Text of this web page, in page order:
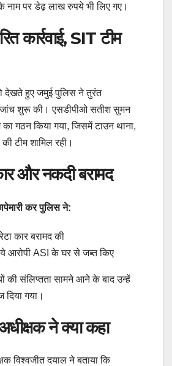
नाम पर डेढ़ लाख रुपये भी लिए गए।
कार्रवाई, SIT टीम
देखते हुए जमुई पुलिस ने तुरंत
शुरू की। एसडीपीओ सतीश सुमन
गठन किया गया, जिसमें टाउन थाना,
टीम शामिल रही।
और नकदी बरामद
कर पुलिस ने:
कार बरामद की
आरोपी ASI के घर से जब्त किए
की संलिप्तता सामने आने के बाद उन्हें
गया।
ने क्या कहा
विश्वजीत दयाल ने बताया कि